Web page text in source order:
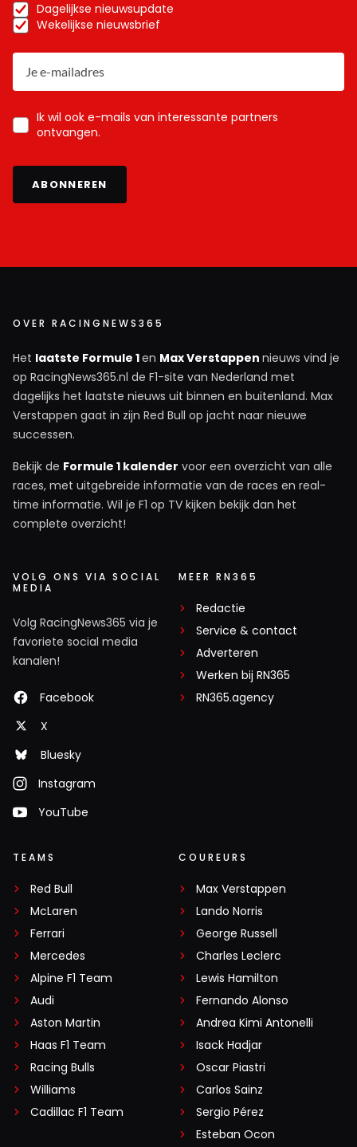
Dagelijkse nieuwsupdate
Wekelijkse nieuwsbrief
Ik wil ook e-mails van interessante partners
ontvangen.
ABONNEREN
OVER RACINGNEWS365
Het laatste Formule 1en Max Verstappen nieuws vind je
op RacingNews365.nl de F1-site van Nederland met
dagelijks het laatste nieuws uit binnen en buitenland. Max
Verstappen gaat in zijn Red Bull op jacht naar nieuwe
successen.
Bekijk de Formule 1 kalender voor een overzicht van alle
races, met uitgebreide informatie van de races en real-
time informatie. Wil je F1 op TV kijken bekijk dan het
complete overzicht!
VOLG ONS VIA SOCIAL
MEDIA
Volg RacingNews365 via je
favoriete social media
kanalen!
Facebook
X
Bluesky
Instagram
YouTube
MEER RN365
Redactie
Service & contact
Adverteren
Werken bij RN365
RN365.agency
TEAMS
Red Bull
McLaren
Ferrari
Mercedes
Alpine F1 Team
Audi
Aston Martin
Haas F1 Team
Racing Bulls
Williams
Cadillac F1 Team
COUREURS
Max Verstappen
Lando Norris
George Russell
Charles Leclerc
Lewis Hamilton
Fernando Alonso
Andrea Kimi Antonelli
Isack Hadjar
Oscar Piastri
Carlos Sainz
Sergio Pérez
Esteban Ocon